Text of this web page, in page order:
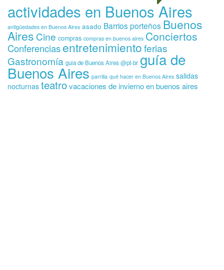
actividades en Buenos Aires
antigüedades en Buenos Aires asado Barrios porteños Buenos
Aires Cine compras compras en buenos aires Conciertos
Conferenciasentretenimientoferias
Gastronomía guia de Buenos Aires @pt-br guía de
Buenos Aires parrilla qué hacer en Buenos Aires salidas
nocturnas teatrovacaciones de invierno en buenos aires